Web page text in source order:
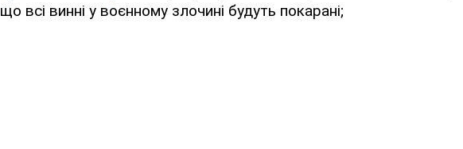
що всі винні у воєнному злочині будуть покарані;